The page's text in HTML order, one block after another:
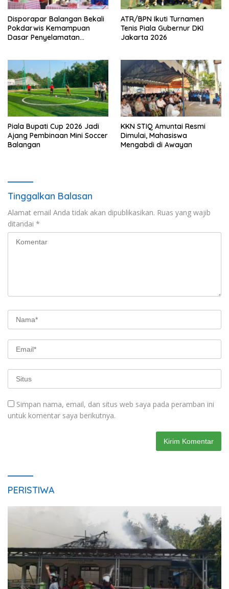
Disporapar Balangan Bekali
Pokdarwis Kemampuan
Dasar Penyelamatan
ATR/BPN Ikuti Turnamen
Tenis Piala Gubernur DKI
Jakarta 2026
Piala Bupati Cup 2026 Jadi
Ajang Pembinaan Mini Soccer
Balangan
KKN STIQ Amuntai Resmi
Dimulai, Mahasiswa
Mengabdi di Awayan
Tinggalkan Balasan
Alamat email Anda tidak akan dipublikasikan. Ruas yang wajib
ditandai *
Simpan nama, email, dan situs web saya pada peramban ini
untuk komentar saya berikutnya.
PERISTIWA